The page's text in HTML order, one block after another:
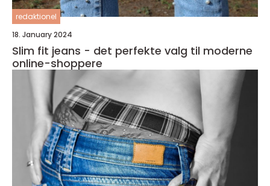
redaktionel
18. January 2024
Slim fit jeans - det perfekte valg til moderne
online-shoppere